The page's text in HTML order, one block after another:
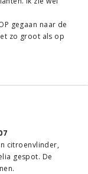
gegaan naar de
zo groot als op
citroenvlinder,
gespot. De